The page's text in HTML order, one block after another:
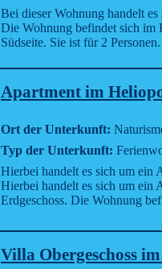
Bei dieser Wohnung handelt
Die Wohnung befindet sich im
Südseite. Sie ist für 2
Apartment im
Ort der Unterkunft:
Typ der Unterkunft:
Hierbei handelt es sich um
Hierbei handelt es sich um ein
Erdgeschoss. Die Wohnung
Villa Obergeschoss